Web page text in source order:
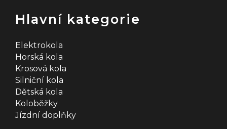
Hlavní kategorie
Elektrokola
Horská kola
Krosová kola
Silniční kola
Dětská kola
Koloběžky
Jízdní doplňky